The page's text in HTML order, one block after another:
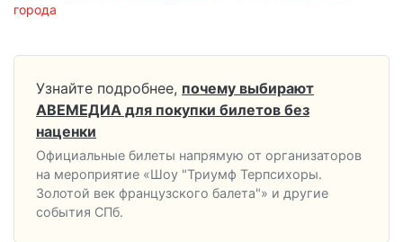
города
Узнайте подробнее, почему выбирают
АВЕМЕДИА для покупки билетов без
наценки
Официальные билеты напрямую от организаторов
на мероприятие «Шоу "Триумф Терпсихоры.
Золотой век французского балета"» и другие
события СПб.